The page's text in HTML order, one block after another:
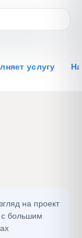
услугу
на проект
с большим